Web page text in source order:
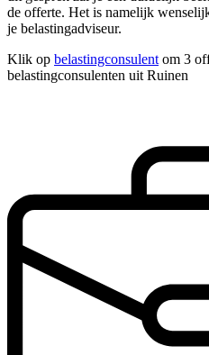
de offerte. Het is namelijk
je belastingadviseur.
Klik op belastingconsulent om 3
belastingconsulenten uit Ruinen